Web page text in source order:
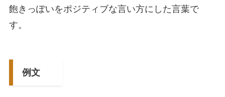
飽きっぽいをポジティブな言い方にした言葉で
す。
例文